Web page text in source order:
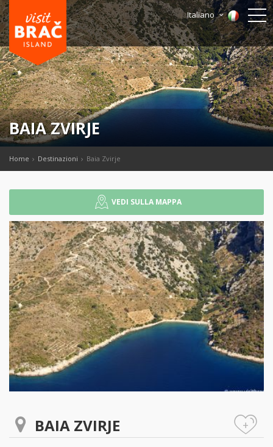
Italiano
BAIA ZVIRJE
Home Destinazioni Baia Zvirje
VEDI SULLA MAPPA
BAIA ZVIRJE +